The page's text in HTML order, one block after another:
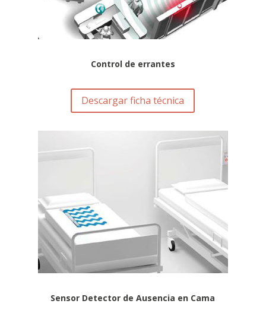
Control de errantes
Descargar ficha técnica
Sensor Detector de Ausencia en Cama